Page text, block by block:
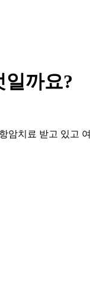
까요?
암치료 받고 있고